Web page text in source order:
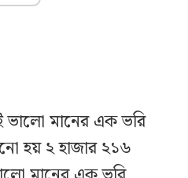
মানের এক ভরি
হয় ২ হাজার ২১৬